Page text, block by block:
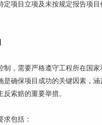
定项目立项及未按规定报告项
制，需要严格遵守工程所在国
是确保项目成功的关键因素，
索赔的重要举措。
求包括：